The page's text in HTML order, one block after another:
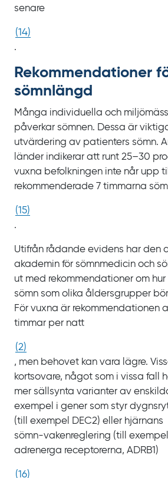
senare
(14)
.
Rekommen­dationer
sömnlängd
Många individuella och
påverkar sömnen. Dessa är
utvärdering av patienters sömn.
länder indikerar att runt 25‍‍–‍30
vuxna befolkningen inte når upp
rekommenderade 7 timmarna
(15)
.
Utifrån rådande evidens har den
akademin för sömnmedicin och
ut med rekommendationer om
sömn som olika åldersgrupper
För vuxna är rekommendationen
timmar per natt
(2)
, men behovet kan vara lägre.
kortsovare, något som i vissa fall
mer sällsynta varianter av
exempel i gener som styr
(till
exempel DEC2) eller hjärnans
sömn‍-‍vakenreglering (till
adrenerga receptorerna, ADRB1)
(16)